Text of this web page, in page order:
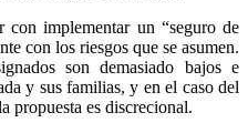
implementar un “seguro de
con los riesgos que se asumen.
son demasiado bajos e
y sus familias, y en el caso del
propuesta es discrecional.